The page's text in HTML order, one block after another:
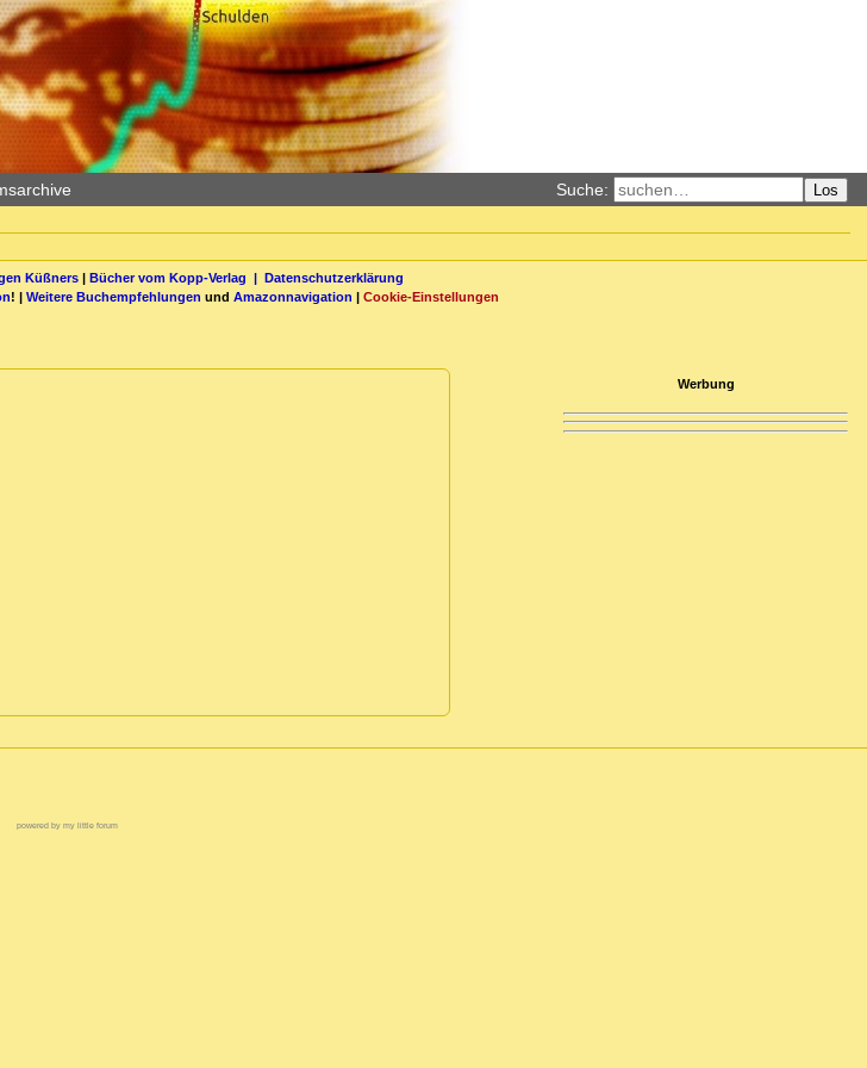
Suche: Los
Küßners| Bücher vom Kopp-Verlag | Datenschutzerklärung
! | Weitere Buchempfehlungen und Amazonnavigation | Cookie-Einstellungen
Werbung
powered by my little forum